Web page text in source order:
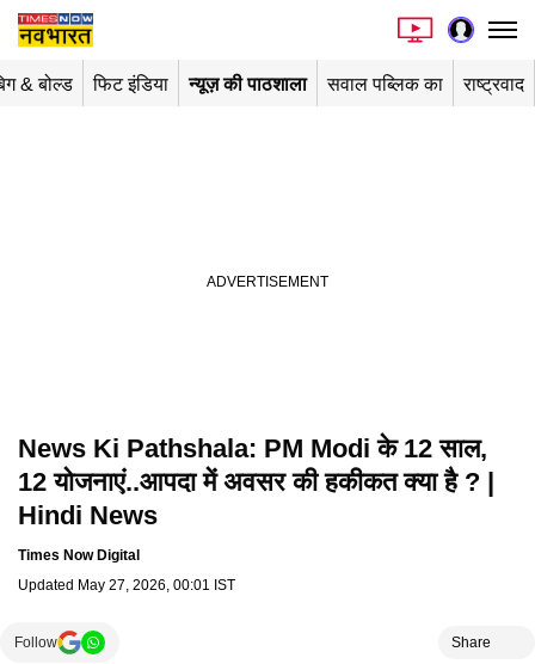
& बोल्ड फिट इंडिया न्यूज़ की पाठशाला सवाल पब्लिक का राष्ट्रवाद
Playing in picture-in-picture
News Ki Pathshala: PM Modi के 12 साल,
12 योजनाएं..आपदा में अवसर की हकीकत क्या है ? |
Hindi News
Times Now Digital
Updated May 27, 2026, 00:01 IST
Follow Share